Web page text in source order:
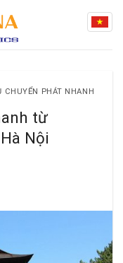
CHUYỂN PHÁT NHANH
từ
Nội